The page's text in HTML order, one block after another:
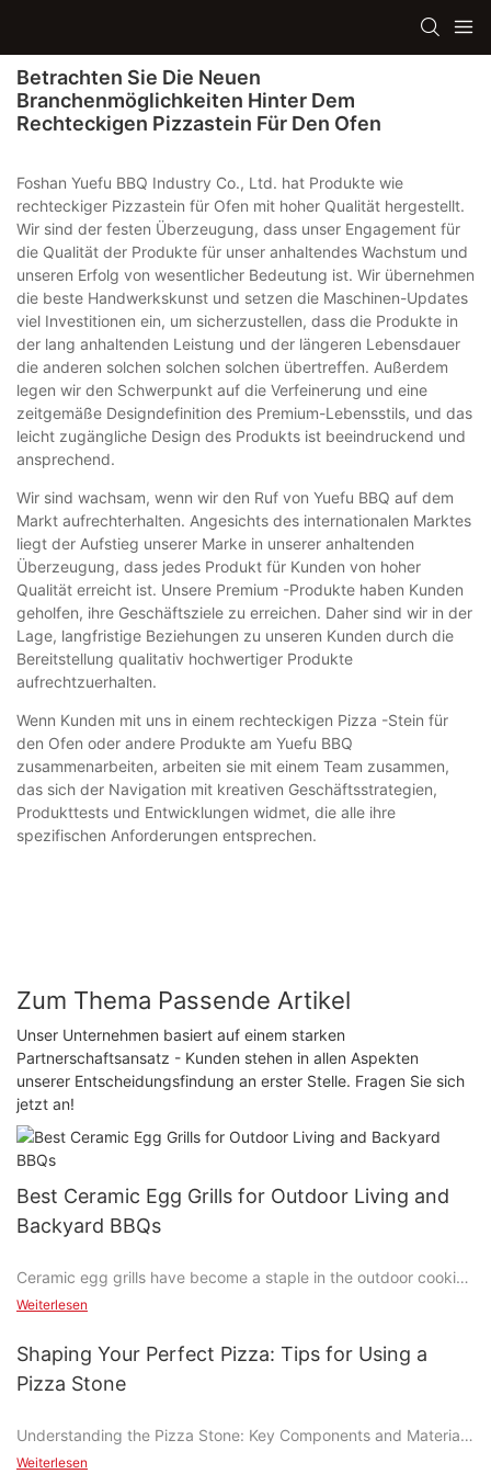
Betrachten Sie Die Neuen
Branchenmöglichkeiten Hinter Dem
Rechteckigen Pizzastein Für Den Ofen
Foshan Yuefu BBQ Industry Co., Ltd. hat Produkte wie
rechteckiger Pizzastein für Ofen mit hoher Qualität hergestellt.
Wir sind der festen Überzeugung, dass unser Engagement für
die Qualität der Produkte für unser anhaltendes Wachstum und
unseren Erfolg von wesentlicher Bedeutung ist. Wir übernehmen
die beste Handwerkskunst und setzen die Maschinen-Updates
viel Investitionen ein, um sicherzustellen, dass die Produkte in
der lang anhaltenden Leistung und der längeren Lebensdauer
die anderen solchen solchen solchen übertreffen. Außerdem
legen wir den Schwerpunkt auf die Verfeinerung und eine
zeitgemäße Designdefinition des Premium-Lebensstils, und das
leicht zugängliche Design des Produkts ist beeindruckend und
ansprechend.
Wir sind wachsam, wenn wir den Ruf von Yuefu BBQ auf dem
Markt aufrechterhalten. Angesichts des internationalen Marktes
liegt der Aufstieg unserer Marke in unserer anhaltenden
Überzeugung, dass jedes Produkt für Kunden von hoher
Qualität erreicht ist. Unsere Premium -Produkte haben Kunden
geholfen, ihre Geschäftsziele zu erreichen. Daher sind wir in der
Lage, langfristige Beziehungen zu unseren Kunden durch die
Bereitstellung qualitativ hochwertiger Produkte
aufrechtzuerhalten.
Wenn Kunden mit uns in einem rechteckigen Pizza -Stein für
den Ofen oder andere Produkte am Yuefu BBQ
zusammenarbeiten, arbeiten sie mit einem Team zusammen,
das sich der Navigation mit kreativen Geschäftsstrategien,
Produkttests und Entwicklungen widmet, die alle ihre
spezifischen Anforderungen entsprechen.
Zum Thema Passende Artikel
Unser Unternehmen basiert auf einem starken
Partnerschaftsansatz - Kunden stehen in allen Aspekten
unserer Entscheidungsfindung an erster Stelle. Fragen Sie sich
jetzt an!
Best Ceramic Egg Grills for Outdoor Living and
Backyard BBQs
Ceramic egg grills have become a staple in the outdoor cooking
market, thanks to their unique blend of performance and
distinctive features and superior quality, making them a must-
have for both casual and professional outdoor chefs. Whether
youre grilling steaks, smoking ribs, or preparing a variety of
experience that is both convenient and efficient.
These grills are known for their non-stick surfaces, which
Weiterlesen
Shaping Your Perfect Pizza: Tips for Using a
Pizza Stone
Understanding the Pizza Stone: Key Components and Materials
Weiterlesen